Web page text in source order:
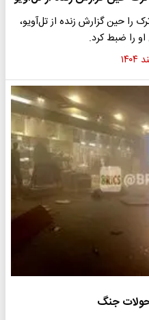
را حین گزارش زنده از تل‌آویو،
را ضبط کرد.
جنگ